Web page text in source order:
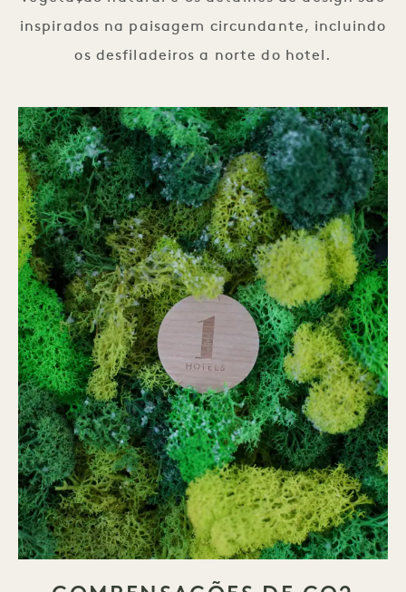
inspirados na paisagem circundante, incluindo
os desfiladeiros a norte do hotel.